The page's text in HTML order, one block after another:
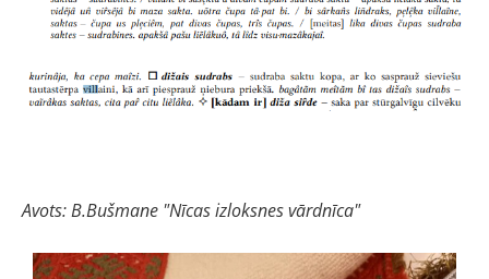
Avots: B.Bušmane "Nīcas izloksnes vārdnīca"